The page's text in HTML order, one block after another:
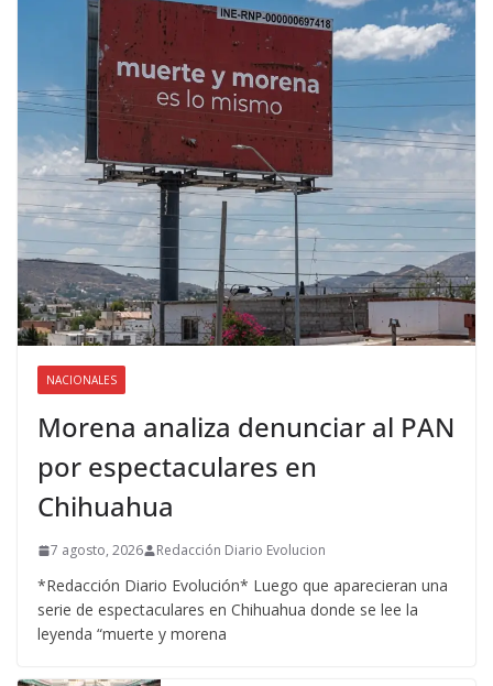
NACIONALES
Morena analiza denunciar al PAN
por espectaculares en
Chihuahua
7 agosto, 2026 Redacción Diario Evolucion
*Redacción Diario Evolución* Luego que aparecieran una
serie de espectaculares en Chihuahua donde se lee la
leyenda “muerte y morena